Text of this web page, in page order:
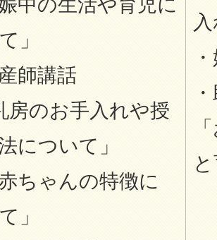
娠中の生活や育児に
」
師講話
房のお手入れや授
について」
ちゃんの特徴に
」